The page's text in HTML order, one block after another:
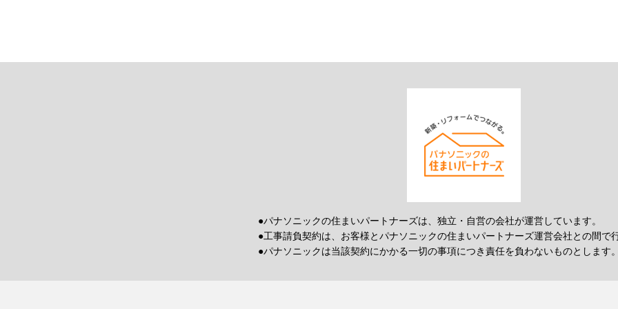
●パナソニックの住まいパートナーズは、独立・自営の会社が運営しています。
●工事請負契約は、お客様とパナソニックの住まいパートナーズ運営会社との間で
●パナソニックは当該契約にかかる一切の事項につき責任を負わないものとします。